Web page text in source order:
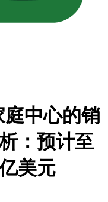
庭中心的销
：预计至
美元